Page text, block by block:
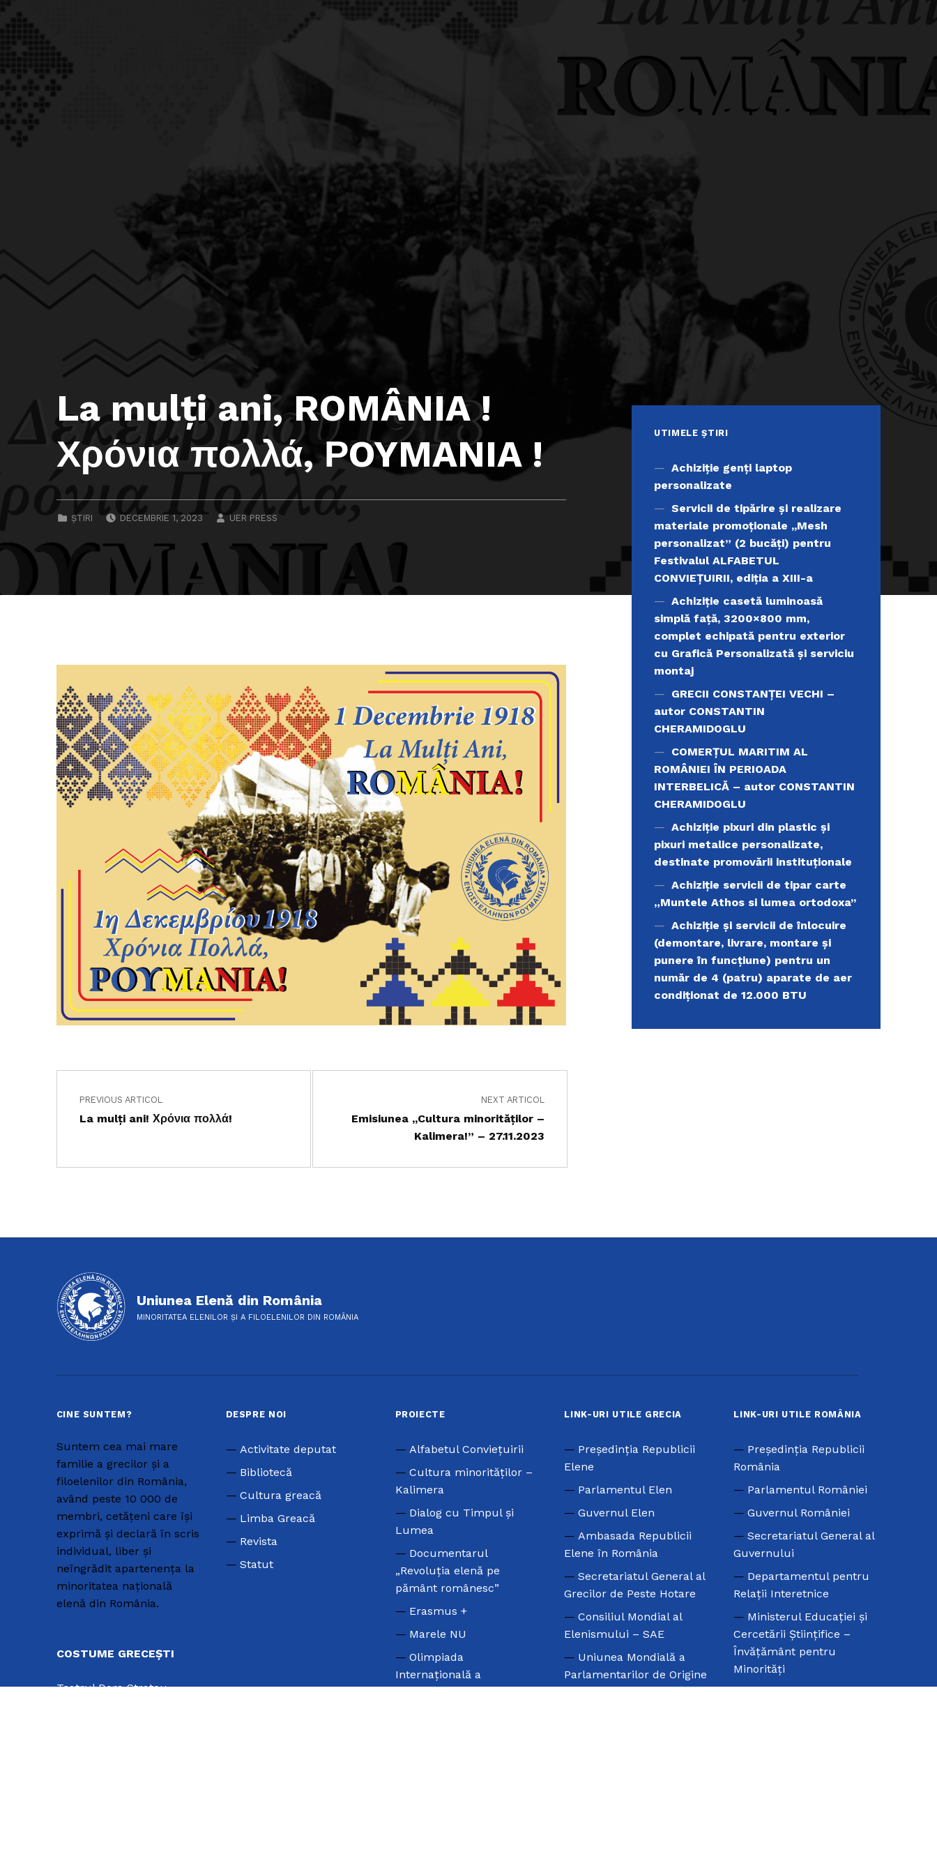
La mulți ani, ROMÂNIA !
Χρόνια πολλά, ΡOYMANIA !
CATEGORIZED IN:
ȘTIRI DECEMBRIE 1, 2023 UER PRESS
Skip back to main navigation
Navigare în articole
PREVIOUS ARTICOL
La mulți ani! Χρόνια πολλά!
NEXT ARTICOL
Emisiunea ,,Cultura minorităților –
Kalimera!” – 27.11.2023
UTIMELE ȘTIRI
Achiziţie genți laptop
personalizate
Servicii de tipărire şi realizare
materiale promoţionale ,,Mesh
personalizat” (2 bucăți) pentru
Festivalul ALFABETUL
CONVIEŢUIRII, ediţia a XIII-a
Achiziție casetă luminoasă
simplă față, 3200×800 mm,
complet echipată pentru exterior
cu Grafică Personalizată și serviciu
montaj
GRECII CONSTANȚEI VECHI –
autor CONSTANTIN
CHERAMIDOGLU
COMERŢUL MARITIM AL
ROMÂNIEI ÎN PERIOADA
INTERBELICĂ – autor CONSTANTIN
CHERAMIDOGLU
Achiziţie pixuri din plastic și
pixuri metalice personalizate,
destinate promovării instituționale
Achiziție servicii de tipar carte
„Muntele Athos si lumea ortodoxa’’
Achiziție și servicii de înlocuire
(demontare, livrare, montare și
punere în funcțiune) pentru un
număr de 4 (patru) aparate de aer
condiționat de 12.000 BTU
Uniunea Elenă din România
MINORITATEA ELENILOR ȘI A FILOELENILOR DIN ROMÂNIA
CINE SUNTEM?
Suntem cea mai mare
familie a grecilor și a
filoelenilor din România,
având peste 10 000 de
membri, cetățeni care își
exprimă și declară în scris
individual, liber și
neîngrădit apartenența la
minoritatea națională
elenă din România.
COSTUME GRECEȘTI
Teatrul Dora Stratou
DESPRE NOI
Activitate deputat
Bibliotecă
Cultura greacă
Limba Greacă
Revista
Statut
PROIECTE
Alfabetul Conviețuirii
Cultura minorităților –
Kalimera
Dialog cu Timpul și
Lumea
Documentarul
„Revoluția elenă pe
pământ românesc”
Erasmus +
Marele NU
Olimpiada
Internațională a
LINK-URI UTILE GRECIA
Preşedinţia Republicii
Elene
Parlamentul Elen
Guvernul Elen
Ambasada Republicii
Elene în România
Secretariatul General al
Grecilor de Peste Hotare
Consiliul Mondial al
Elenismului – SAE
Uniunea Mondială a
Parlamentarilor de Origine
LINK-URI UTILE ROMÂNIA
Preşedinţia Republicii
România
Parlamentul României
Guvernul României
Secretariatul General al
Guvernului
Departamentul pentru
Relaţii Interetnice
Ministerul Educaţiei şi
Cercetării Ştiinţifice –
Învăţământ pentru
Minorităţi